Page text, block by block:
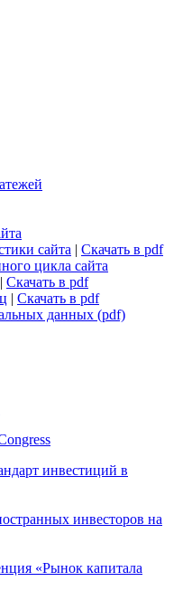
сайта | Скачать в pdf
цикла сайта
| Скачать в pdf
| Скачать в pdf
данных (pdf)
инвестиций в
инвесторов на
«Рынок капитала